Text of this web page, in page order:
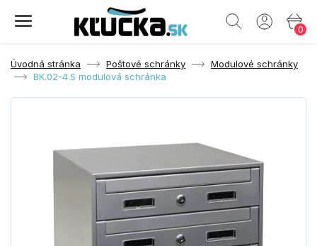
0
Úvodná stránka Poštové schránky
Modulové schránky
BK.02-4.S modulová schránka